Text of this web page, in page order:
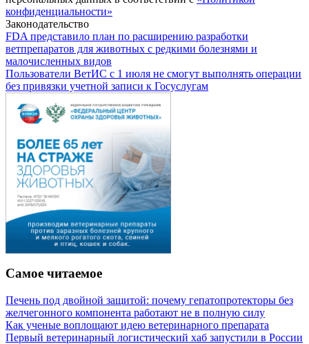
конфиденциальности»
Законодательство
FDA представило план по расширению разработки
ветпрепаратов для животных с редкими болезнями и
малочисленных видов
Пользователи ВетИС с 1 июля не смогут выполнять операции
без привязки учетной записи к Госуслугам
Самое читаемое
Печень под двойной защитой: почему гепатопротекторы без
желчегонного компонента работают не в полную силу
Как ученые воплощают идею ветеринарного препарата
Первый ветеринарный логистический хаб запустили в России